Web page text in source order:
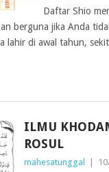
Daftar Shio
berguna jika Anda
lahir di awal tahun,
ILMU
ROSUL
mahesatunggal |